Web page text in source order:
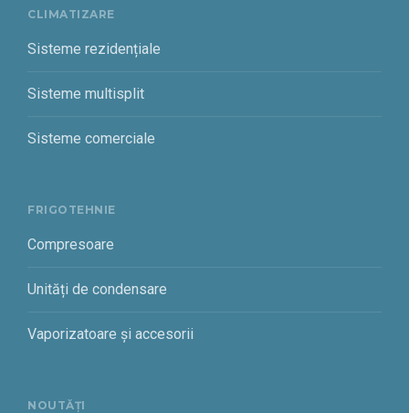
CLIMATIZARE
Sisteme rezidențiale
Sisteme multisplit
Sisteme comerciale
FRIGOTEHNIE
Compresoare
Unități de condensare
Vaporizatoare și accesorii
NOUTĂȚI